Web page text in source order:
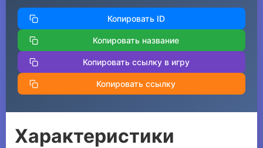
Копировать ID
Копировать название
Копировать ссылку в игру
Копировать ссылку
Характеристики